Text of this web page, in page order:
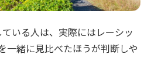
いる人は、実際にはレーシッ
一緒に見比べたほうが判断しや